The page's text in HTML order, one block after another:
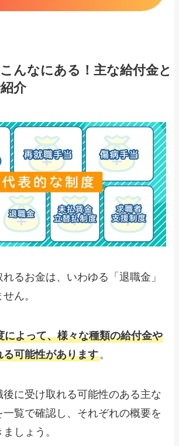
こんなにある！主な給付金と
介
るお金は、いわゆる「退職金」
ん。
によって、様々な種類の給付金や
る可能性があります。
後に受け取れる可能性のある主な
覧で確認し、それぞれの概要を
しょう。